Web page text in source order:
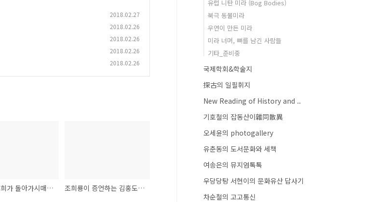
2018.02.27
2018.02.26
2018.02.26
2018.02.26
2018.02.26
완당 김정희가 돌아가시매 : 조희룡의 만가 조희룡이 증언하는 김홍도와 그의 아들
유럽 니탄 미라 (Bog Bodies)
북극 동물미라
우연이 만든 미라
미라 너머, 뼈를 남긴 사람들
기타_준비중
국제학회&학술지
探古의 일필휘지
New Reading of History and ..
기호철의 잡동산이雜同散異
오세윤의 photogallery
유춘동의 도서문화와 세책
여송은의 뮤지엄톡톡
우당당탕 서현이의 문화유산 답사기
차순철의 고고통신